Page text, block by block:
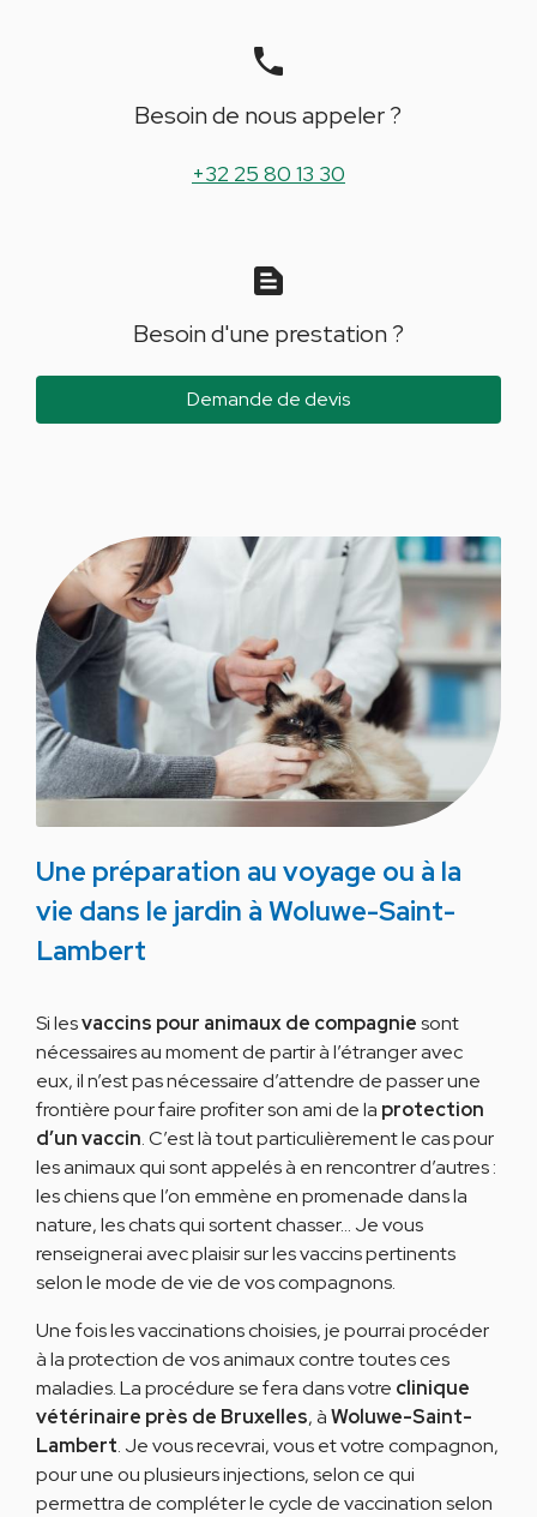
phone
Besoin de nous appeler ?
+32 25 80 13 30
text_snippet
Besoin d'une prestation ?
Demande de devis
Une préparation au voyage ou à la
vie dans le jardin à Woluwe-Saint-
Lambert
Si lesvaccins pour animaux de compagniesont
nécessaires au moment de partir à l’étranger avec
eux, il n’est pas nécessaire d’attendre de passer une
frontière pour faire profiter son ami de la protection
d’un vaccin. C’est là tout particulièrement le cas pour
les animaux qui sont appelés à en rencontrer d’autres :
les chiens que l’on emmène en promenade dans la
nature, les chats qui sortent chasser… Je vous
renseignerai avec plaisir sur les vaccins pertinents
selon le mode de vie de vos compagnons.
Une fois les vaccinations choisies, je pourrai procéder
à la protection de vos animaux contre toutes ces
maladies. La procédure se fera dans votre clinique
vétérinaire près de Bruxelles, àWoluwe-Saint-
Lambert. Je vous recevrai, vous et votre compagnon,
pour une ou plusieurs injections, selon ce qui
permettra de compléter le cycle de vaccination selon